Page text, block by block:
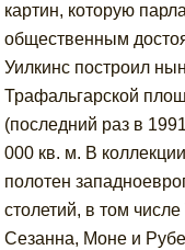
картин, которую
общественным
Уилкинс построил
Трафальгарской
(последний раз в
000 кв. м. В
полотен
столетий, в том
Сезанна, Моне и